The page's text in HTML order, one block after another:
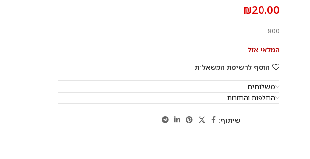
₪20.00
800
המלאי אזל
הוסף לרשימת המשאלות
משלוחים
החלפות והחזרות
שיתוף: